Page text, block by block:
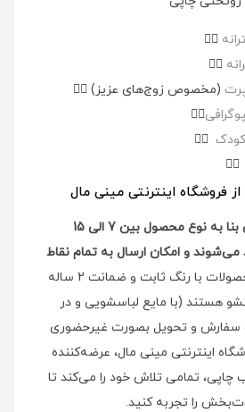
👉🏻
👉🏻
(مخصوص زوج‌های عزیز) 👉🏻
👉🏻
👉🏻
👉🏻
فروشگاه اینترنتی مینی مال
تمام محصولات چاپی بنا به نوع محصول بین 7 الی 15
می‌شوند و امکان ارسال به تمام نقاط
. این محصولات با رنگ ثابت و ضمانت 2 ساله
هستند (با مایع لباسشویی و در
ثبت سفارش و تحویل بصورت غیرحضوری
اینترنتی مینی مال، عرضه‌کننده
چاپی، تمامی تلاش خود را می‌کند تا
را تجربه کنید.